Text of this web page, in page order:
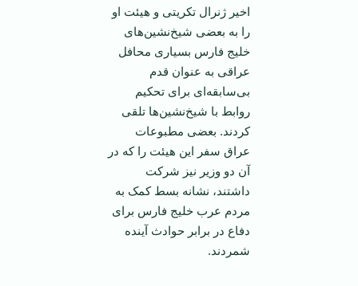
اخیر ژنرال تکریتی و هیئت او
را به بعضی شیخ‌نشین‌های
خلیج فارس بسیاری محافل
عراقی به عنوان قدم
بی‌سابقه‌ای برای تحکیم
روابط با شیخ‌نشین‌ها تلقی
کردند. بعضی مطبوعات
عراق سفر این هیئت را که در
آن دو وزیر نیز شرکت
داشتند، نشانه بسط کمک به
مردم عرب خلیج فارس برای
دفاع در برابر حوادث آینده
شمردند.